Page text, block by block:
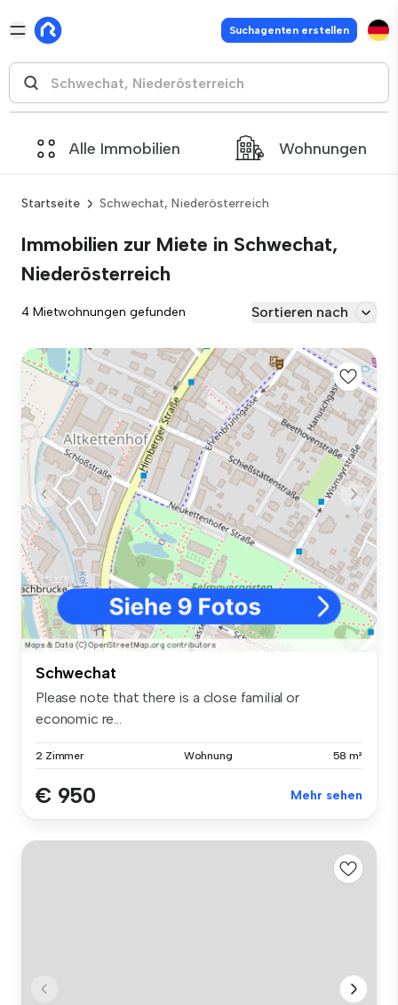
Suchagenten erstellen
Alle Immobilien Wohnungen
Startseite Schwechat, Niederösterreich
Immobilien zur Miete in Schwechat,
Niederösterreich
4 Mietwohnungen gefunden Sortieren nach
Schwechat
Please note that there is a close familial or
economic re...
2 Zimmer Wohnung 58 m²
€ 950 Mehr sehen